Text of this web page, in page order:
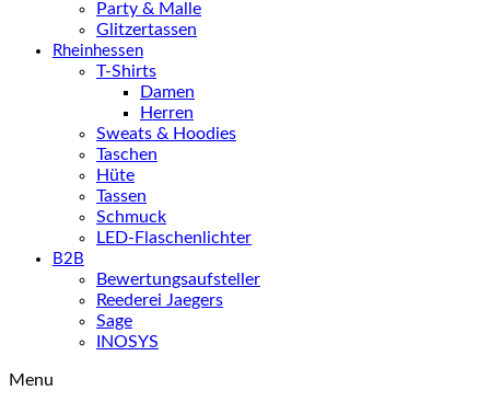
Party & Malle
Glitzertassen
Rheinhessen
T-Shirts
Damen
Herren
Sweats & Hoodies
Taschen
Hüte
Tassen
Schmuck
LED-Flaschenlichter
B2B
Bewertungsaufsteller
Reederei Jaegers
Sage
INOSYS
Menu